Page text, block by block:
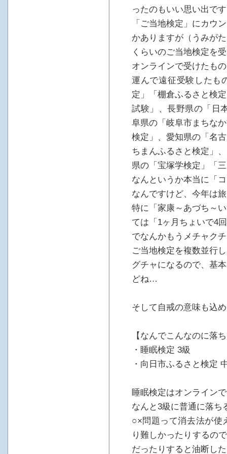
ったのもいい思い出で
「ご当地検定」にカウ
かありますが（うみが
くらいのご当地検定を
オンラインで受けたも
運んで遠征受験したも
定」「棚倉ふるさと検
試験」、長野県の「日
阜県の「岐阜市まちな
検定」、愛知県の「名
ちまんふるさと検定」
県の「宝塚学検定」「
なんというか本当に「
なんですけど、今年は
特に「家康～あづち～
ては「1ヶ月ちょいで4
でなんかもうメチャク
ご当地検定を複数並行
グチャになるので、基
どね…
そして自戒の意味も込
【なんでこんなのに落
・睡眠検定 3級
・向日市ふるさと検定
睡眠検定はオンライン
なんと3級に普通に落ち
○×問題って消去法が使
り難しかったりするの
だったりすると油断し